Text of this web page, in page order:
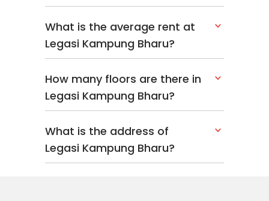
What is the average rent at
Legasi Kampung Bharu?
How many floors are there in
Legasi Kampung Bharu?
What is the address of
Legasi Kampung Bharu?